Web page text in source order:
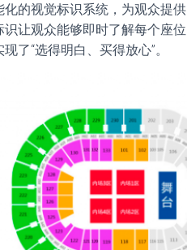
的视觉标识系统，为观众提
让观众能够即时了解每个座
了“选得明白、买得放心”。